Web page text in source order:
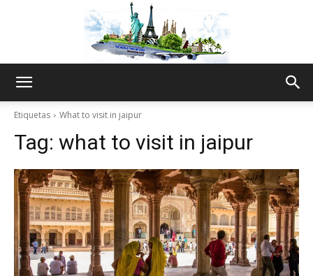
Thru
Etiquetas What to visit in jaipur
Tag: what to visit in jaipur